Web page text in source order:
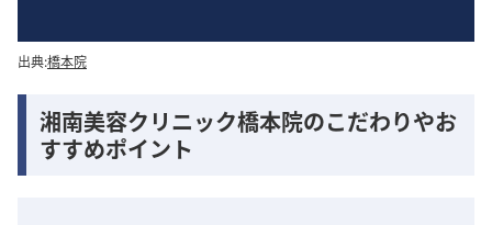
出典:橋本院
湘南美容クリニック橋本院のこだわりやお
すすめポイント